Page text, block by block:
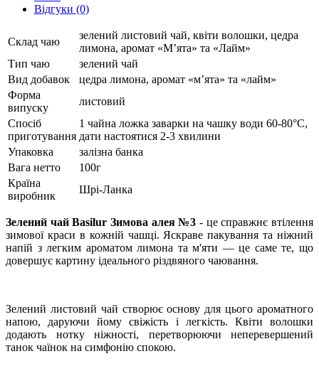
Відгуки (0)
Склад чаю
зелений листовий чай, квіти волошки, цедра
лимона, аромат «М’ята» та «Лайм»
Тип чаю
зелений чай
Вид добавок
цедра лимона, аромат «м’ята» та «лайм»
Форма
випуску
листовий
Спосіб
приготування
1 чайна ложка заварки на чашку води 60-80°C,
дати настоятися 2-3 хвилини
Упаковка
залізна банка
Вага нетто
100г
Країна
виробник
Шрі-Ланка
Зелений чай Basilur Зимова алея №3 - це справжнє втілення
зимової краси в кожній чашці. Яскраве пакування та ніжний
напій з легким ароматом лимона та м'яти — це саме те, що
довершує картину ідеального різдвяного чаювання.
Зелений листовий чай створює основу для цього ароматного
напою, даруючи йому свіжість і легкість. Квіти волошки
додають нотку ніжності, перетворюючи неперевершений
танок чаїнок на симфонію спокою.